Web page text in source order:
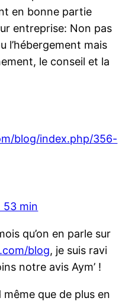
en bonne partie
entreprise: Non pas
l’hébergement mais
le conseil et la
blog/index.php/356-
53 min
qu’on en parle sur
blog, je suis ravi
notre avis Aym’ !
même que de plus en